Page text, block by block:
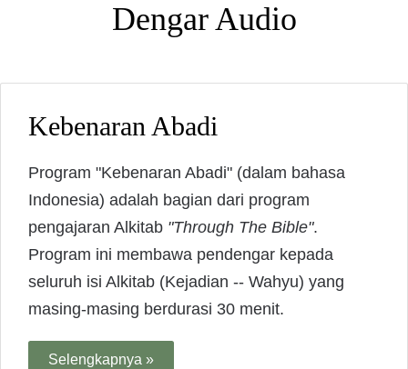
Dengar Audio
Kebenaran Abadi
Program "Kebenaran Abadi" (dalam bahasa
Indonesia) adalah bagian dari program
pengajaran Alkitab "Through The Bible".
Program ini membawa pendengar kepada
seluruh isi Alkitab (Kejadian -- Wahyu) yang
masing-masing berdurasi 30 menit.
Selengkapnya »